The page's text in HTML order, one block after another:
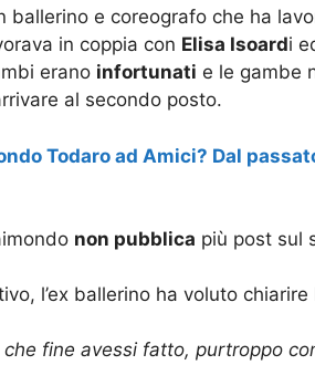
ballerino e coreografo che ha
in coppia con Elisa Isoardi
erano infortunati e le gambe
al secondo posto.
Todaro ad Amici? Dal
non pubblica più post sul
l’ex ballerino ha voluto
fine avessi fatto, purtroppo